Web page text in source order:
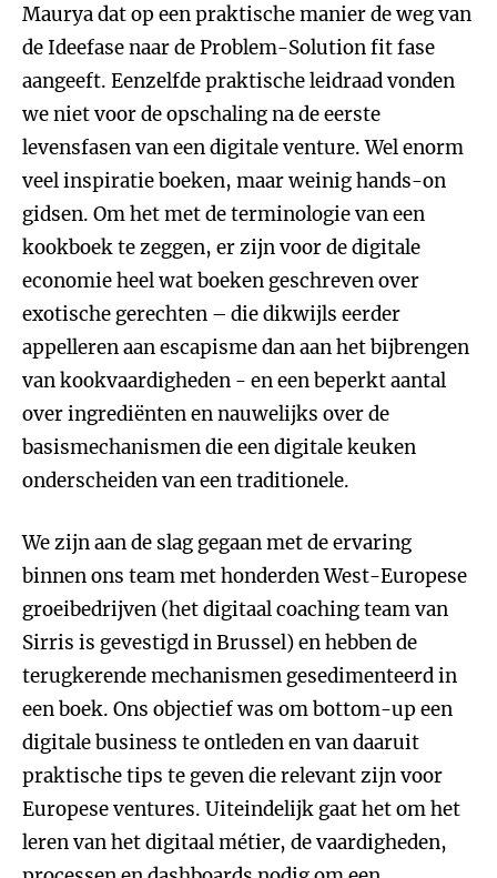
Maurya dat op een praktische manier de weg van
de Ideefase naar de Problem-Solution fit fase
aangeeft. Eenzelfde praktische leidraad vonden
we niet voor de opschaling na de eerste
levensfasen van een digitale venture. Wel enorm
veel inspiratie boeken, maar weinig hands-on
gidsen. Om het met de terminologie van een
kookboek te zeggen, er zijn voor de digitale
economie heel wat boeken geschreven over
exotische gerechten – die dikwijls eerder
appelleren aan escapisme dan aan het bijbrengen
van kookvaardigheden - en een beperkt aantal
over ingrediënten en nauwelijks over de
basismechanismen die een digitale keuken
onderscheiden van een traditionele.
We zijn aan de slag gegaan met de ervaring
binnen ons team met honderden West-Europese
groeibedrijven (het digitaal coaching team van
Sirris is gevestigd in Brussel) en hebben de
terugkerende mechanismen gesedimenteerd in
een boek. Ons objectief was om bottom-up een
digitale business te ontleden en van daaruit
praktische tips te geven die relevant zijn voor
Europese ventures. Uiteindelijk gaat het om het
leren van het digitaal métier, de vaardigheden,